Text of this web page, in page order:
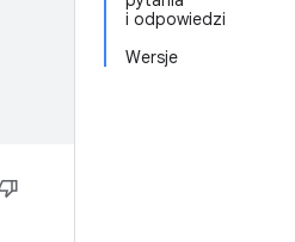
i odpowiedzi
Wersje